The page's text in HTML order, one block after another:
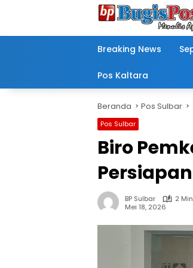
Breaking News
Pos Kaltara
Beranda Pos Sulbar
Pos Sulbar
Biro
BP Sulbar
2
Mei 18, 2026